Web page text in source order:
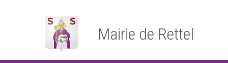
Mairie de Rettel